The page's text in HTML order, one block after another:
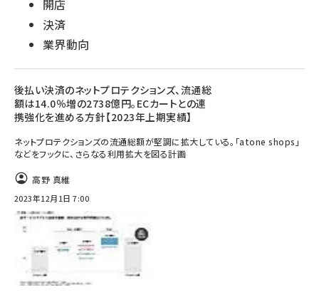
開店
決済
業界動向
後払い決済のネットプロテクションズ、流通総
額は14.0％増の2738億円。ECカートとの連
携強化を進める方針【2023年上期実績】
ネットプロテクションズの流通総額が堅調に拡大している。「atone shops」
などをフックに、さらなる利用拡大を図る計画
高野 真維
2023年12月1日 7:00